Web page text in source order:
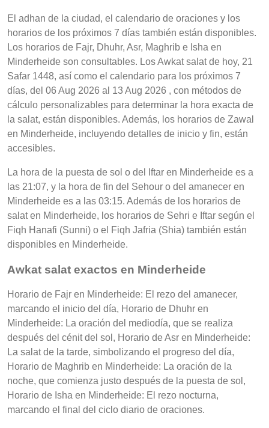
El adhan de la ciudad, el calendario de oraciones y los
horarios de los próximos 7 días también están disponibles.
Los horarios de Fajr, Dhuhr, Asr, Maghrib e Isha en
Minderheide son consultables. Los Awkat salat de hoy, 21
Safar 1448, así como el calendario para los próximos 7
días, del 06 Aug 2026 al 13 Aug 2026 , con métodos de
cálculo personalizables para determinar la hora exacta de
la salat, están disponibles. Además, los horarios de Zawal
en Minderheide, incluyendo detalles de inicio y fin, están
accesibles.
La hora de la puesta de sol o del Iftar en Minderheide es a
las 21:07, y la hora de fin del Sehour o del amanecer en
Minderheide es a las 03:15. Además de los horarios de
salat en Minderheide, los horarios de Sehri e Iftar según el
Fiqh Hanafi (Sunni) o el Fiqh Jafria (Shia) también están
disponibles en Minderheide.
Awkat salat exactos en Minderheide
Horario de Fajr en Minderheide: El rezo del amanecer,
marcando el inicio del día, Horario de Dhuhr en
Minderheide: La oración del mediodía, que se realiza
después del cénit del sol, Horario de Asr en Minderheide:
La salat de la tarde, simbolizando el progreso del día,
Horario de Maghrib en Minderheide: La oración de la
noche, que comienza justo después de la puesta de sol,
Horario de Isha en Minderheide: El rezo nocturna,
marcando el final del ciclo diario de oraciones.